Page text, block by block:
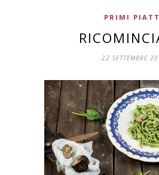
PRIMI
22 SETTEMBRE